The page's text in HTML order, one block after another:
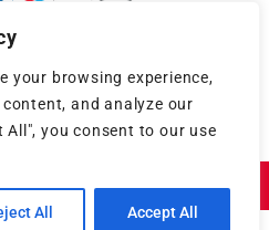
your browsing experience,
and analyze our
you consent to our use
All Accept All
Croatia Records d.d.